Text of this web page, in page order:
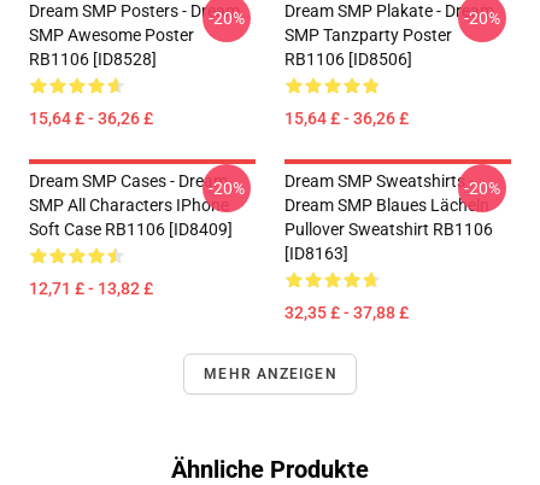
Dream SMP Posters - Dream
SMP Awesome Poster
RB1106 [ID8528]
15,64 £ - 36,26 £
-20%
Dream SMP Plakate - Dream
SMP Tanzparty Poster
RB1106 [ID8506]
15,64 £ - 36,26 £
-20%
Dream SMP Cases - Dream
SMP All Characters IPhone
Soft Case RB1106 [ID8409]
12,71 £ - 13,82 £
-20%
Dream SMP Sweatshirts -
Dream SMP Blaues Lächeln
Pullover Sweatshirt RB1106
[ID8163]
32,35 £ - 37,88 £
-20%
MEHR ANZEIGEN
Ähnliche Produkte